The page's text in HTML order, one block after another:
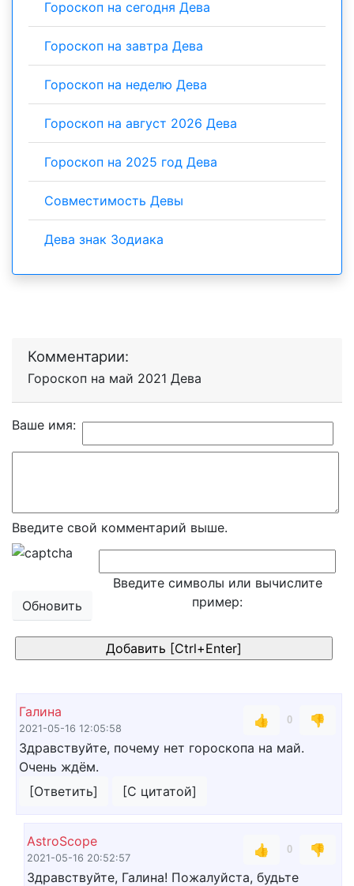
Гороскоп на сегодня Дева
Гороскоп на завтра Дева
Гороскоп на неделю Дева
Гороскоп на август 2026 Дева
Гороскоп на 2025 год Дева
Совместимость Девы
Дева знак Зодиака
Комментарии:
Гороскоп на май 2021 Дева
Ваше имя:
Введите свой комментарий выше.
Обновить
Введите символы или вычислите
пример:
Галина
2021-05-16 12:05:58
👍 0
👎
Здравствуйте, почему нет гороскопа на май.
Очень ждём.
[Ответить]
[С цитатой]
AstroScope
2021-05-16 20:52:57
👍 0
👎
Здравствуйте, Галина! Пожалуйста, будьте